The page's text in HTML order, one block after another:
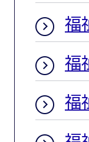
福
福
福